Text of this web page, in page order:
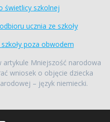
świetlicy szkolnej
ucznia ze szkoły
poza obwodem
artykule Mniejszość narodowa
wniosek o objęcie dziecka
– język niemiecki.